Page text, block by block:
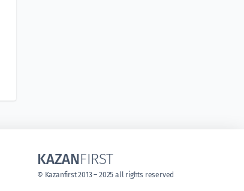
KAZANFIRST
© Kazanfirst 2013 – 2025 all rights reserved